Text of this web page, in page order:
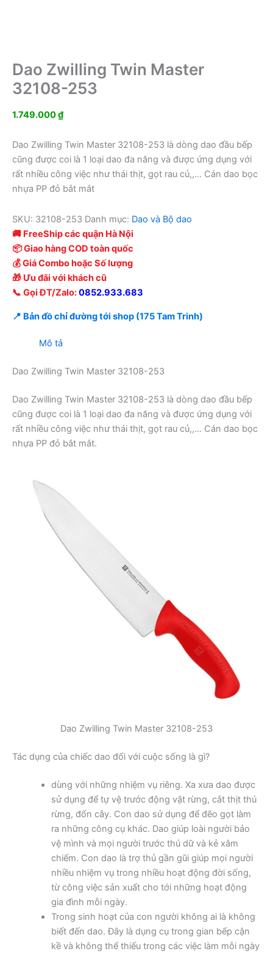
Dao Zwilling Twin Master
32108-253
1.749.000₫
Dao Zwilling Twin Master 32108-253 là dòng dao đầu bếp
cũng được coi là 1 loại dao đa năng và được ứng dụng với
rất nhiều công việc như thái thịt, gọt rau củ,,… Cán dao bọc
nhựa PP đỏ bắt mắt
SKU: 32108-253 Danh mục: Dao và Bộ dao
🚚 FreeShip các quận Hà Nội
📦 Giao hàng COD toàn quốc
💰 Giá Combo hoặc Số lượng
🎁 Ưu đãi với khách cũ
📞 Gọi ĐT/Zalo:0852.933.683
📍 Bản đồ chỉ đường tới shop (175 Tam Trinh)
Mô tả
Dao Zwilling Twin Master 32108-253
Dao Zwilling Twin Master 32108-253 là dòng dao đầu bếp
cũng được coi là 1 loại dao đa năng và được ứng dụng với
rất nhiều công việc như thái thịt, gọt rau củ,,… Cán dao bọc
nhựa PP đỏ bắt mắt.
Dao Zwilling Twin Master 32108-253
Tác dụng của chiếc dao đối với cuộc sống là gì?
dùng với những nhiệm vụ riêng. Xa xưa dao được
sử dụng để tự vệ trước động vật rừng, cắt thịt thú
rừng, đốn cây. Con dao sử dụng để đẽo gọt làm
ra những công cụ khác. Dao giúp loài người bảo
vệ mình và mọi người trước thú dữ và kẻ xâm
chiếm. Con dao là trợ thủ gần gũi giúp mọi người
nhiều nhiệm vụ trong nhiều hoạt động đời sống,
từ công việc sản xuất cho tới những hoạt động
gia đình mỗi ngày.
Trong sinh hoạt của con người không ai là không
biết đến dao. Đây là dụng cụ trong gian bếp cận
kề và không thể thiếu trong các việc làm mỗi ngày